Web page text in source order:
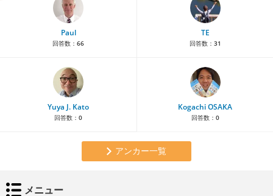
Paul
回答数： 66
TE
回答数： 31
Yuya J. Kato
回答数： 0
Kogachi OSAKA
回答数： 0
アンカー一覧
メニュー